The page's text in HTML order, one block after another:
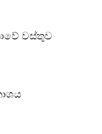
වස්තුව